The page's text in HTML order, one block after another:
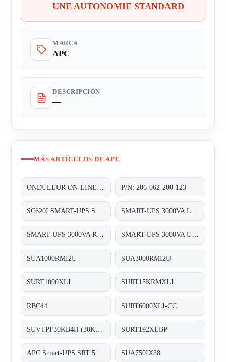
UNE AUTONOMIE STANDARD
MARCA
APC
DESCRIPCIÓN
—
MÁS ARTÍCULOS DE APC
P/N: 206-062-200-123
SUA1000RMI2U SUA3000RMI2U
SURT1000XLI SURT15KRMXLI
RBC44 SURT6000XLI-CC
SURT192XLBP
SUA750IX38